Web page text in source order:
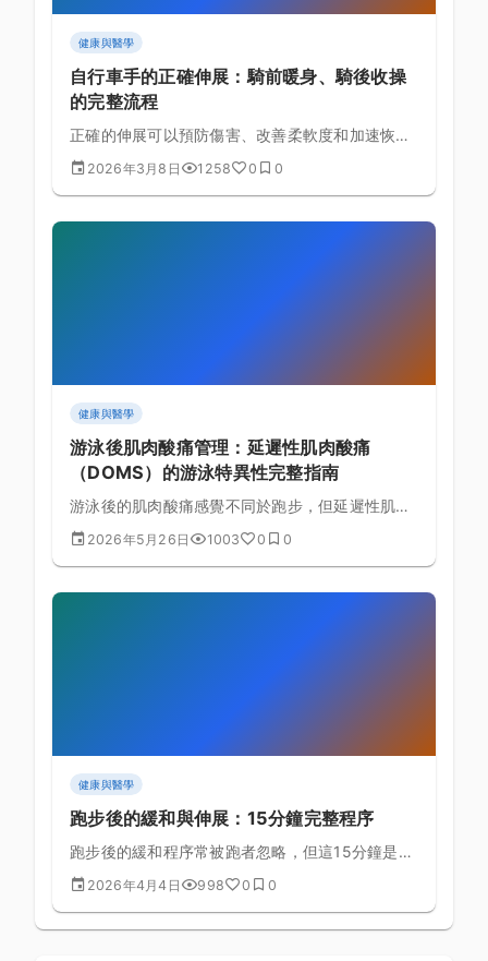
健康與醫學
自行車手的正確伸展：騎前暖身、騎後收操
的完整流程
正確的伸展可以預防傷害、改善柔軟度和加速恢
復。為自行車手設計的完整伸展流程，包含騎前動
態伸展和騎後靜態伸展。
2026年3月8日 1258 0 0
健康與醫學
游泳後肌肉酸痛管理：延遲性肌肉酸痛
（DOMS）的游泳特異性完整指南
游泳後的肌肉酸痛感覺不同於跑步，但延遲性肌肉
酸痛（DOMS）同樣會影響訓練效果。本文解析游
泳特異性 DOMS 的成因，並提供冷熱水療、主動
2026年5月26日 1003 0 0
健康與醫學
跑步後的緩和與伸展：15分鐘完整程序
跑步後的緩和程序常被跑者忽略，但這15分鐘是預
防傷害、加速恢復的最重要投資之一。
2026年4月4日 998 0 0